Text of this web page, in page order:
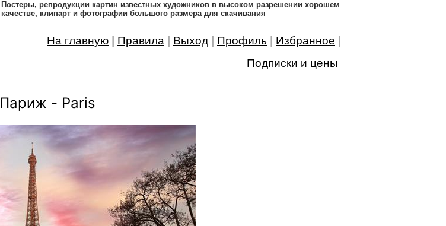
Постеры, pепродукции картин известных художников в высоком разрешении хорошем
качестве, клипарт и фотографии большого размера для скачивания
На главную Правила Выход Профиль Избранное
Подписки и цены
Париж - Paris